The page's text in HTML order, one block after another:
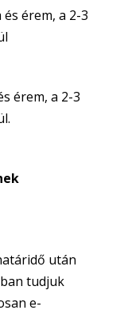
érem, a 2-3
érem, a 2-3
után
tudjuk
e-